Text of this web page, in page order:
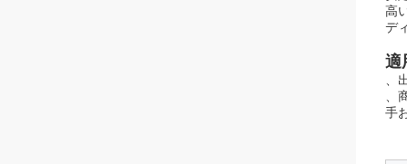
高
デ
適
、
手